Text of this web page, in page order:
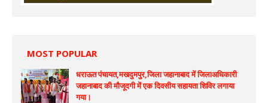
MOST POPULAR
धराऊत पंचायत,मखदुमपुर,जिला जहानाबाद में जिलाअधिकारी
जहानाबाद की मौजूदगी में एक दिवसीय सहायता शिविर लगाया
गया।